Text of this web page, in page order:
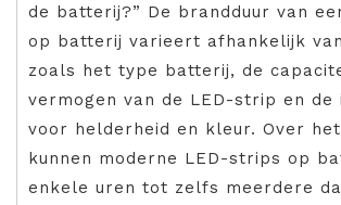
de batterij?” De brandduur van
op batterij varieert afhankelijk
zoals het type batterij, de
vermogen van de LED-strip en de
voor helderheid en kleur. Over
kunnen moderne LED-strips op
enkele uren tot zelfs meerdere